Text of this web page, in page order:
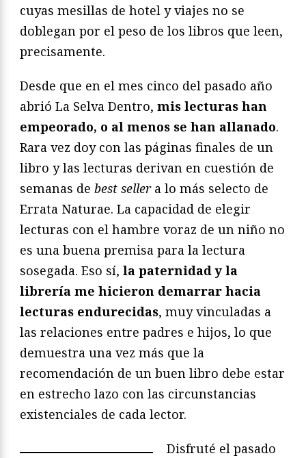
cuyas mesillas de hotel y viajes no se
doblegan por el peso de los libros que leen,
precisamente.
Desde que en el mes cinco del pasado año
abrió La Selva Dentro, mis lecturas han
empeorado, o al menos se han allanado.
Rara vez doy con las páginas finales de un
libro y las lecturas derivan en cuestión de
semanas de best sellera lo más selecto de
Errata Naturae. La capacidad de elegir
lecturas con el hambre voraz de un niño no
es una buena premisa para la lectura
sosegada. Eso sí, la paternidad y la
librería me hicieron demarrar hacia
lecturas endurecidas, muy vinculadas a
las relaciones entre padres e hijos, lo que
demuestra una vez más que la
recomendación de un buen libro debe estar
en estrecho lazo con las circunstancias
existenciales de cada lector.
Disfruté el pasado